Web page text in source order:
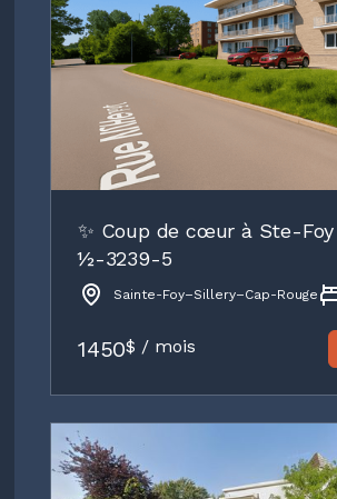
✨ Coup de cœur à Ste-Foy
½-3239-5
Sainte-Foy–Sillery–Cap-Rouge
1450$ / mois